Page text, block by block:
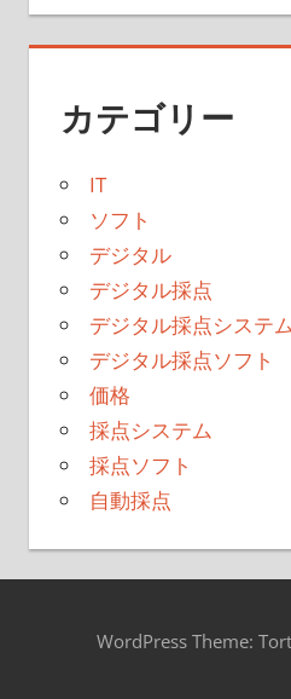
カテゴリー
IT
ソフト
デジタル
デジタル採点
デジタル採点システ
デジタル採点ソフト
価格
採点システム
採点ソフト
自動採点
WordPress Theme: